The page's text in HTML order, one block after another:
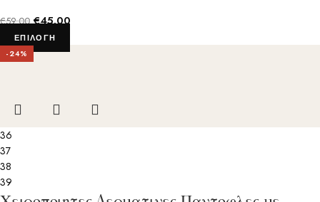
€59.00 €45.00
ΕΠΙΛΟΓΉ
-24%
36
37
38
39